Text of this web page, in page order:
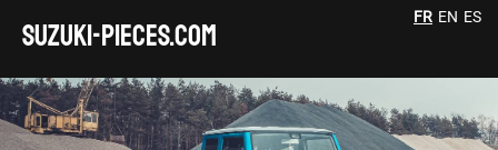
SUZUKI-pieces.com
FR EN ES